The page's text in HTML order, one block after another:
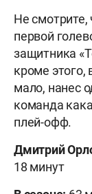
Не смотрите,
первой
защитника
кроме этого,
мало, нанес
команда
плей-офф.
Дмитрий
18 минут